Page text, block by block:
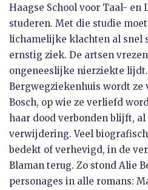
Haagse School voor Taal- en
studeren. Met die studie
lichamelijke klachten al snel
ernstig ziek. De artsen
ongeneeslijke nierziekte
Bergwegziekenhuis wordt ze
Bosch, op wie ze verliefd
haar dood verbonden blijft,
verwijdering. Veel
bedekt of verhevigd, in de
Blaman terug. Zo stond Alie
personages in alle romans: